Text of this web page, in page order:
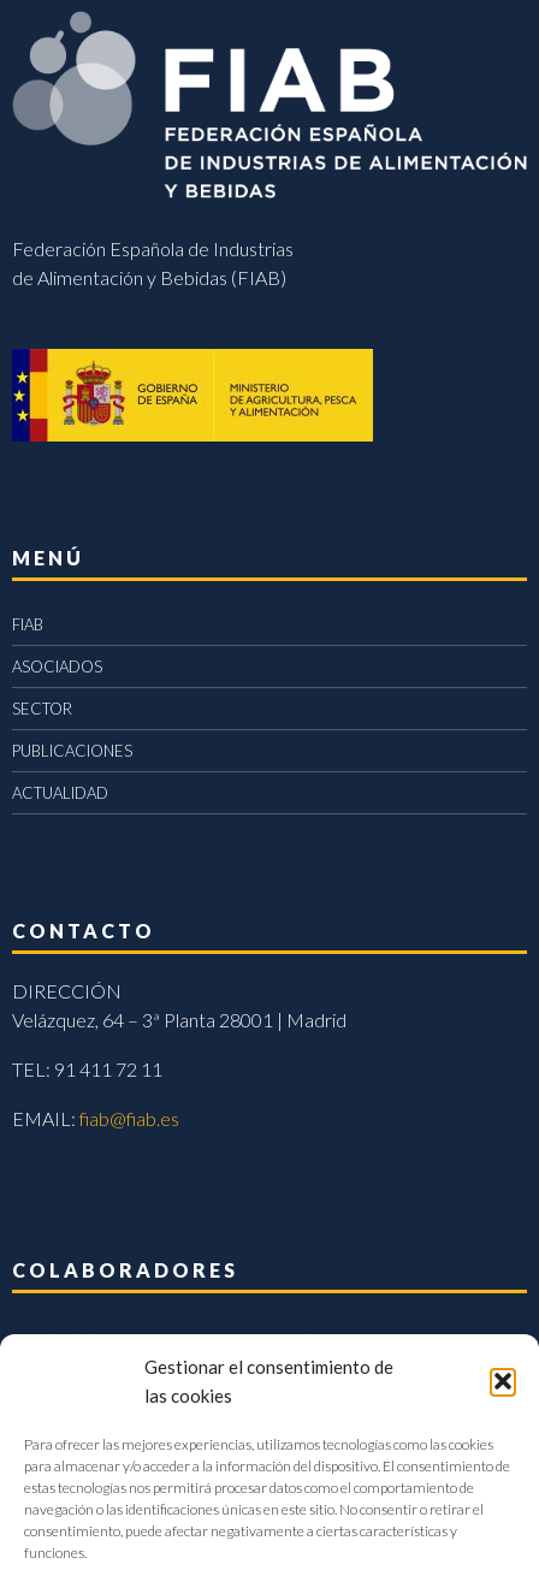
Gestionar el consentimiento de
las cookies
Para ofrecer las mejores experiencias, utilizamos tecnologías como las cookies
para almacenar y/o acceder a la información del dispositivo. El consentimiento de
estas tecnologías nos permitirá procesar datos como el comportamiento de
navegación o las identificaciones únicas en este sitio. No consentir o retirar el
consentimiento, puede afectar negativamente a ciertas características y
funciones.
Federación Española de Industrias
de Alimentación y Bebidas (FIAB)
MENÚ
FIAB
ASOCIADOS
SECTOR
PUBLICACIONES
ACTUALIDAD
CONTACTO
DIRECCIÓN
Velázquez, 64 – 3ª Planta 28001 | Madrid
TEL: 91 411 72 11
EMAIL:fiab@fiab.es
COLABORADORES